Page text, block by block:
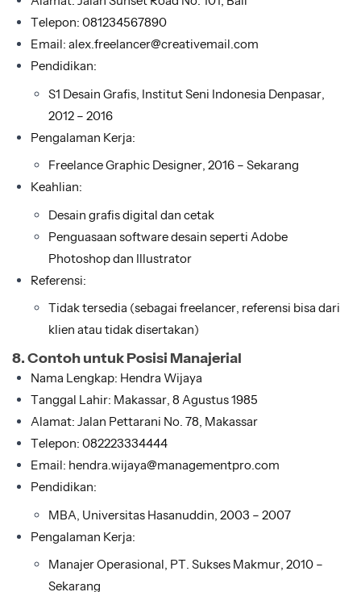
Telepon: 081234567890
Email: alex.freelancer@creativemail.com
Pendidikan:
S1 Desain Grafis, Institut Seni Indonesia Denpasar,
2012 – 2016
Pengalaman Kerja:
Freelance Graphic Designer, 2016 – Sekarang
Keahlian:
Desain grafis digital dan cetak
Penguasaan software desain seperti Adobe
Photoshop dan Illustrator
Referensi:
Tidak tersedia (sebagai freelancer, referensi bisa dari
klien atau tidak disertakan)
8. Contoh untuk Posisi Manajerial
Nama Lengkap: Hendra Wijaya
Tanggal Lahir: Makassar, 8 Agustus 1985
Alamat: Jalan Pettarani No. 78, Makassar
Telepon: 082223334444
Email: hendra.wijaya@managementpro.com
Pendidikan:
MBA, Universitas Hasanuddin, 2003 – 2007
Pengalaman Kerja:
Manajer Operasional, PT. Sukses Makmur, 2010 –
Sekarang